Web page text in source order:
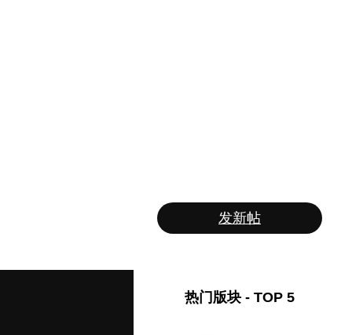
发新帖
热门版块 - TOP 5